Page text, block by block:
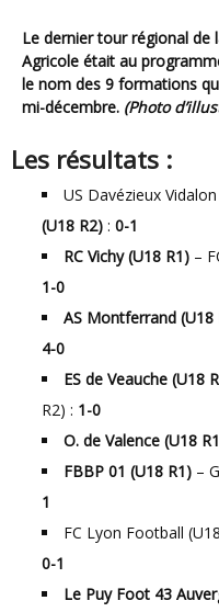
Le dernier tour régional de la Coupe Gambardella Crédit
Agricole était au
le nom des 9 formations
mi-décembre. (Photo
Les résultats :
US Davézieux
(U18 R2) : 0-1
RC Vichy (U18 R1) –
1-0
AS Montferrand (U18
4-0
ES de Veauche (U18
R2) : 1-0
O. de Valence (U18
FBBP 01 (U18 R1) –
1
FC Lyon Football
0-1
Le Puy Foot 43